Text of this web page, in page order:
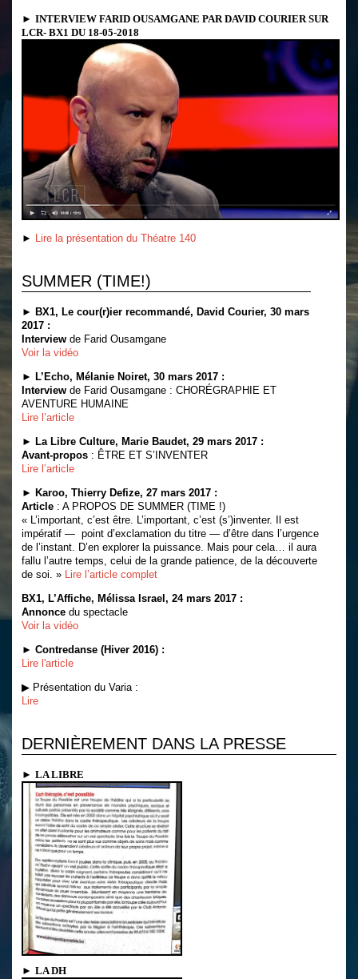
► INTERVIEW FARID OUSAMGANE PAR DAVID COURIER SUR
LCR- BX1 DU 18-05-2018
► Lire la présentation du Théatre 140
SUMMER (TIME!)
► BX1, Le cour(r)ier recommandé, David Courier, 30 mars
2017 :
Interview de Farid Ousamgane
Voir la vidéo
► L’Echo, Mélanie Noiret, 30 mars 2017 :
Interview de Farid Ousamgane : CHORÉGRAPHIE ET
AVENTURE HUMAINE
Lire l’article
► La Libre Culture, Marie Baudet, 29 mars 2017 :
Avant-propos : ÊTRE ET S’INVENTER
Lire l’article
► Karoo, Thierry Defize, 27 mars 2017 :
Article : A PROPOS DE SUMMER (TIME !)
« L’important, c’est être. L’important, c’est (s’)inventer. Il est
impératif — point d’exclamation du titre — d’être dans l’urgence
de l’instant. D’en explorer la puissance. Mais pour cela… il aura
fallu l’autre temps, celui de la grande patience, de la découverte
de soi. »
Lire l’article complet
BX1, L’Affiche, Mélissa Israel, 24 mars 2017 :
Annonce du spectacle
Voir la vidéo
► Contredanse (Hiver 2016) :
Lire l'article
▶ Présentation du Varia :
Lire
DERNIÈREMENT DANS LA PRESSE
► LA LIBRE
► LA DH